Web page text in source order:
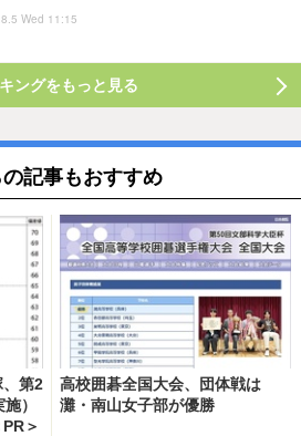
Wed 11:15
ングをもっと見る
の記事もおすすめ
、第2
）
＞
高校囲碁全国大会、団体戦は
灘・南山女子部が優勝